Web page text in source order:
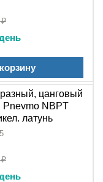
цанговый
Pnevmo NBPT
латунь